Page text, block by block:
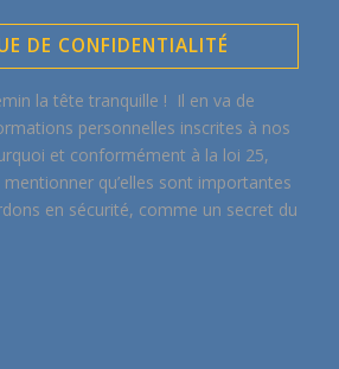
DE CONFIDENTIALITÉ
la tête tranquille ! Il en va de
personnelles inscrites à nos
et conformément à la loi 25,
qu’elles sont importantes
en sécurité, comme un secret du